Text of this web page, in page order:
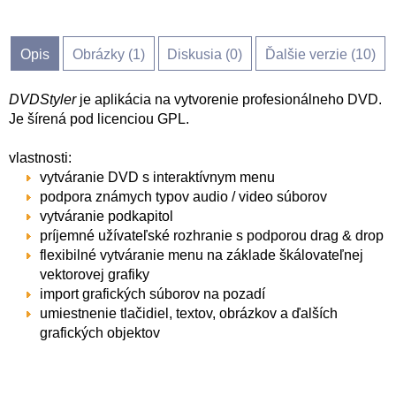
Opis Obrázky (1) Diskusia (0) Ďalšie verzie (10)
DVDStylerje aplikácia na vytvorenie profesionálneho DVD.
Je šírená pod licenciou GPL.
vlastnosti:
vytváranie DVD s interaktívnym menu
podpora známych typov audio / video súborov
vytváranie podkapitol
príjemné užívateľské rozhranie s podporou drag & drop
flexibilné vytváranie menu na základe škálovateľnej
vektorovej grafiky
import grafických súborov na pozadí
umiestnenie tlačidiel, textov, obrázkov a ďalších
grafických objektov